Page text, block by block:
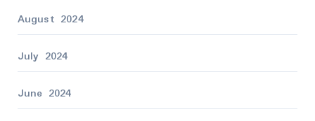
August 2024
July 2024
June 2024